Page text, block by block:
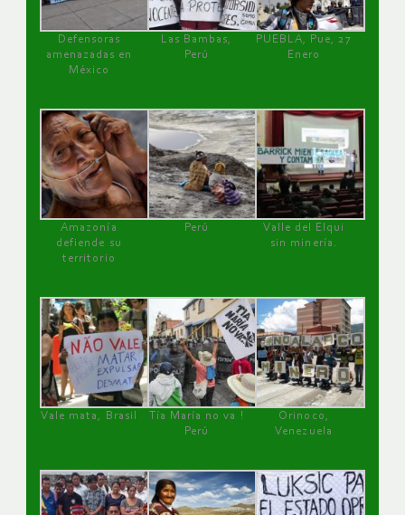
Defensoras
amenazadas en
México
Las Bambas,
Perú
PUEBLA, Pue, 27
Enero
Amazonía
defiende su
territorio
Perú
Valle del Elqui
sin minería.
Vale mata, Brasil
Tía María no va !
Perú
Orinoco,
Venezuela